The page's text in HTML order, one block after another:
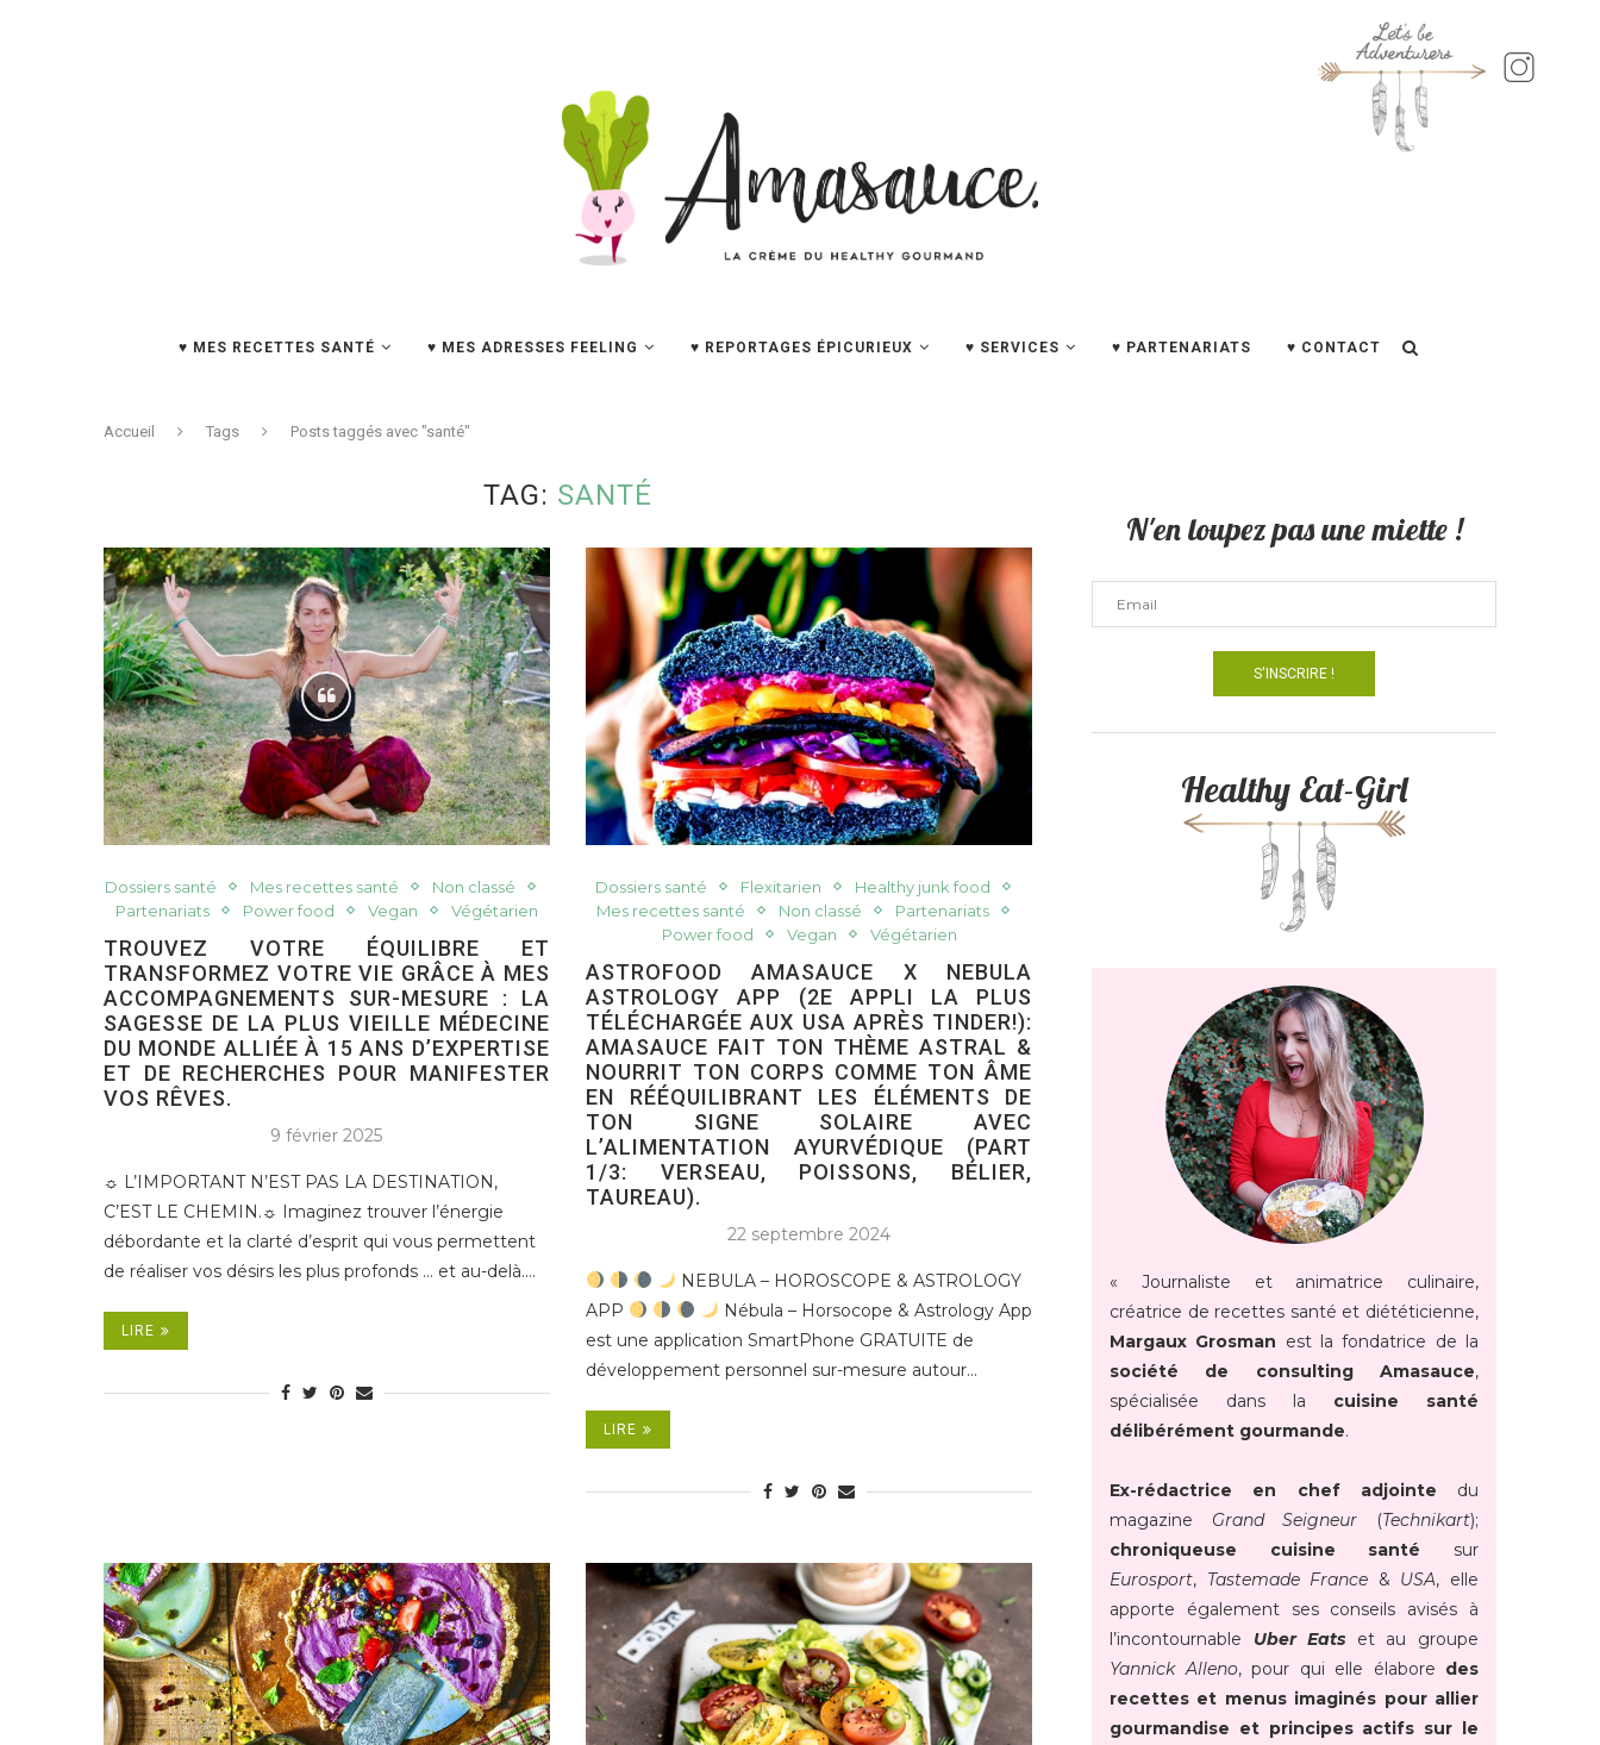
♥ MES RECETTES SANTÉ ♥ MES ADRESSES FEELING ♥ REPORTAGES ÉPICURIEUX ♥ SERVICES ♥ PARTENARIATS ♥ CONTACT
Accueil Tags Posts taggés avec "santé"
TAG: SANTÉ
Dossiers santé Mes recettes santé
Non classé
Partenariats
Power food Vegan Végétarien
TROUVEZ VOTRE ÉQUILIBRE ET
TRANSFORMEZ VOTRE VIE GRÂCE À MES
ACCOMPAGNEMENTS SUR-MESURE : LA
SAGESSE DE LA PLUS VIEILLE MÉDECINE
DU MONDE ALLIÉE À 15 ANS D’EXPERTISE
ET DE RECHERCHES POUR MANIFESTER
VOS RÊVES.
9 février 2025
☼ L’IMPORTANT N’EST PAS LA DESTINATION,
C’EST LE CHEMIN.☼ Imaginez trouver l’énergie
débordante et la clarté d’esprit qui vous permettent
de réaliser vos désirs les plus profonds … et au-delà.…
LIRE
Dossiers santé Flexitarien
Healthy junk food
Mes recettes santé
Non classé
Partenariats
Power food
Vegan Végétarien
ASTROFOOD AMASAUCE X NEBULA
ASTROLOGY APP (2E APPLI LA PLUS
TÉLÉCHARGÉE AUX USA APRÈS TINDER!):
AMASAUCE FAIT TON THÈME ASTRAL &
NOURRIT TON CORPS COMME TON ÂME
EN RÉÉQUILIBRANT LES ÉLÉMENTS DE
TON SIGNE SOLAIRE AVEC
L’ALIMENTATION AYURVÉDIQUE (PART
1/3: VERSEAU, POISSONS, BÉLIER,
TAUREAU).
22 septembre 2024
NEBULA – HOROSCOPE & ASTROLOGY
APP
Nébula – Horsocope & Astrology App
est une application SmartPhone GRATUITE de
développement personnel sur-mesure autour…
LIRE
N'en loupez pas une miette !
Healthy Eat-Girl
« Journaliste et animatrice culinaire,
créatrice de recettes santé et diététicienne,
Margaux Grosman est la fondatrice de la
société de consulting Amasauce,
spécialisée dans la cuisine santé
délibérément gourmande.
Ex-rédactrice en chef adjointe du
magazine Grand Seigneur (Technikart);
chroniqueuse cuisine santé sur
Eurosport, Tastemade France & USA, elle
apporte également ses conseils avisés à
l’incontournable Uber Eats et au groupe
Yannick Alleno, pour qui elle élabore des
recettes et menus imaginés pour allier
gourmandise et principes actifs sur le